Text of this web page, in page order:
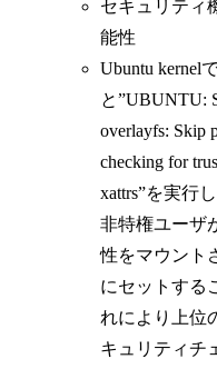
セキュリティ
能性
Ubuntu kernel
と”UBUNTU:
overlayfs: Skip
checking for
xattrs”を実行
非特権ユーザ
性をマウント
にセットする
れにより上位
キュリティチ